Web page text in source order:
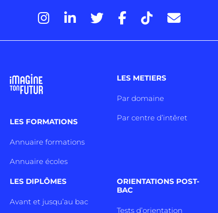
LES FORMATIONS
Annuaire formations
Annuaire écoles
LES METIERS
Par domaine
Par centre d’intêret
LES DIPLÔMES
Avant et jusqu’au bac
ORIENTATIONS POST-
BAC
Tests d’orientation